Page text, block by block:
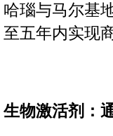
哈瑙与马尔基
至五年内实现
生物激活剂：